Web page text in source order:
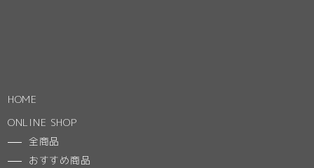
HOME
ONLINE SHOP
全商品
おすすめ商品